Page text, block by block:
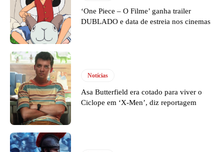
‘One Piece – O Filme’ ganha trailer
DUBLADO e data de estreia nos cinemas
Notícias
Asa Butterfield era cotado para viver o
Ciclope em ‘X-Men’, diz reportagem